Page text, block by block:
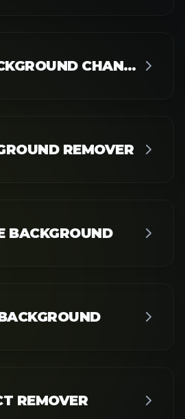
AI BACKGROUND CHANGER
REMOVER
BACKGROUND
REMOVER